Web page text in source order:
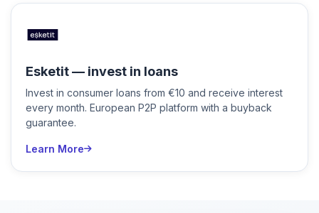
Esketit — invest in loans
Invest in consumer loans from €10 and receive interest
every month. European P2P platform with a buyback
guarantee.
Learn More